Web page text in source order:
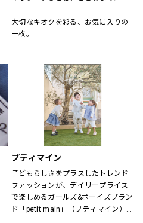
大切なキオクを彩る、お気に入りの
一枚。
日々を　トクベツに過ごせるそんな
「一枚」をお届けします。
プティマイン
子どもらしさをプラスしたトレンド
ファッションが、デイリープライス
で楽しめるガールズ&ボーイズブラン
ド「petit main」（プティマイン）。